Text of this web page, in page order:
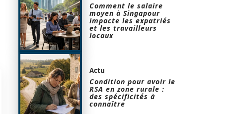
Comment le salaire
moyen à Singapour
impacte les expatriés
et les travailleurs
locaux
Actu
Condition pour avoir le
RSA en zone rurale :
des spécificités à
connaître